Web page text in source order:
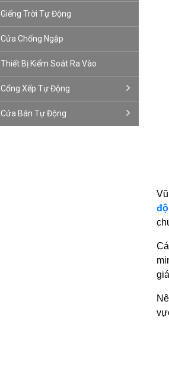
Giếng Trời Tự Động
Cửa Chống Ngập
Thiết Bị Kiểm Soát Ra Vào
Cổng Xếp Tự Động
Cửa Bán Tự Động